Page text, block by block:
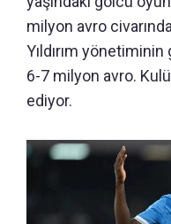
milyon avro
Yıldırım yönetiminin
6-7 milyon avro.
ediyor.